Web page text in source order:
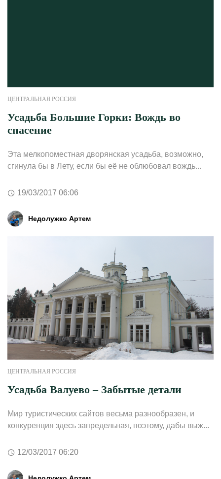
ЦЕНТРАЛЬНАЯ РОССИЯ
Усадьба Большие Горки: Вождь во
спасение
Эта мелкопоместная дворянская усадьба, возможно,
сгинула бы в Лету, если бы её не облюбовал вождь...
19/03/2017 06:06
Недолужко Артем
ЦЕНТРАЛЬНАЯ РОССИЯ
Усадьба Валуево – Забытые детали
Мир туристических сайтов весьма разнообразен, и
конкуренция здесь запредельная, поэтому, дабы выж...
12/03/2017 06:20